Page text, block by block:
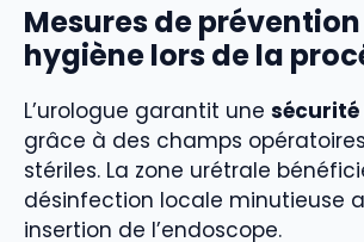
Mesures de
hygiène lors de la
L’urologue garantit une sécurité
grâce à des champs
stériles. La zone urétrale
désinfection locale minutieuse
insertion de l’endoscope.